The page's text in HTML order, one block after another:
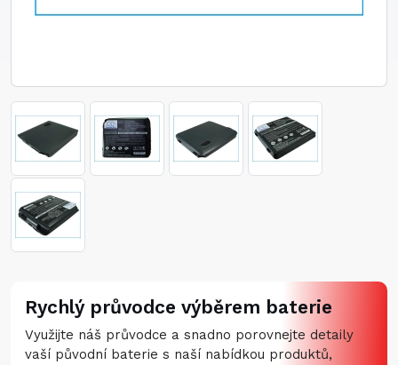
Rychlý průvodce výběrem baterie
Využijte náš průvodce a snadno porovnejte detaily
vaší původní baterie s naší nabídkou produktů,